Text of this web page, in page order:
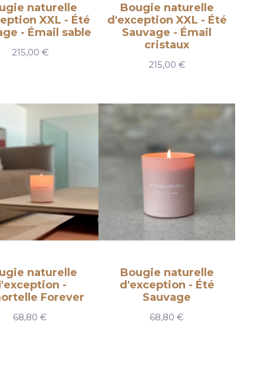
naturelle
XXL - Été
- Émail sable
215,00 €
Bougie naturelle
d'exception XXL - Été
Sauvage - Émail
cristaux
215,00 €
naturelle
-
Forever
68,80 €
Bougie naturelle
d'exception - Été
Sauvage
68,80 €